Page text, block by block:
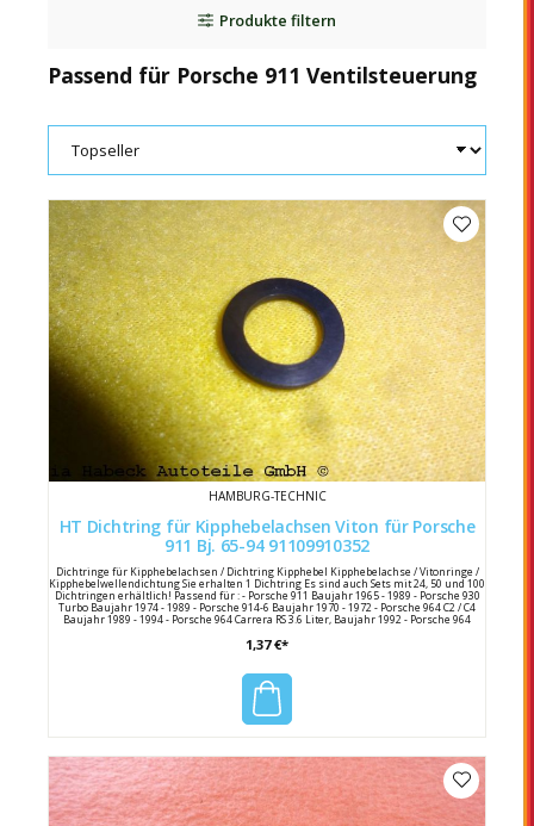
Produkte filtern
Passend für Porsche 911 Ventilsteuerung
HAMBURG-TECHNIC
HT Dichtring für Kipphebelachsen Viton für Porsche
911 Bj. 65-94 91109910352
Dichtringe für Kipphebelachsen / Dichtring Kipphebel Kipphebelachse / Vitonringe /
Kipphebelwellendichtung Sie erhalten 1 Dichtring Es sind auch Sets mit 24, 50 und 100
Dichtringen erhältlich! Passend für : - Porsche 911 Baujahr 1965 - 1989 - Porsche 930
Turbo Baujahr 1974 - 1989 - Porsche 914-6 Baujahr 1970 - 1972 - Porsche 964 C2 / C4
Baujahr 1989 - 1994 - Porsche 964 Carrera RS 3.6 Liter, Baujahr 1992 - Porsche 964
Porsche Vergleichsnummer : 911 099 103 52 / 91109910352
1,37 €*